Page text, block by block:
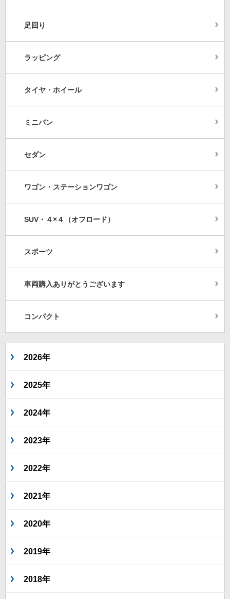
足回り
ラッピング
タイヤ・ホイール
ミニバン
セダン
ワゴン・ステーションワゴン
SUV・４×４（オフロード）
スポーツ
車両購入ありがとうございます
コンパクト
2026年
2025年
2024年
2023年
2022年
2021年
2020年
2019年
2018年